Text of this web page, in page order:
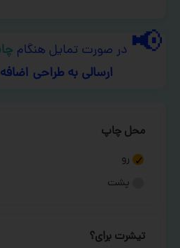
📢 در صورت تمایل هنگام
ارسالی به طراحی
محل چاپ
رو
پشت
تیشرت برای؟